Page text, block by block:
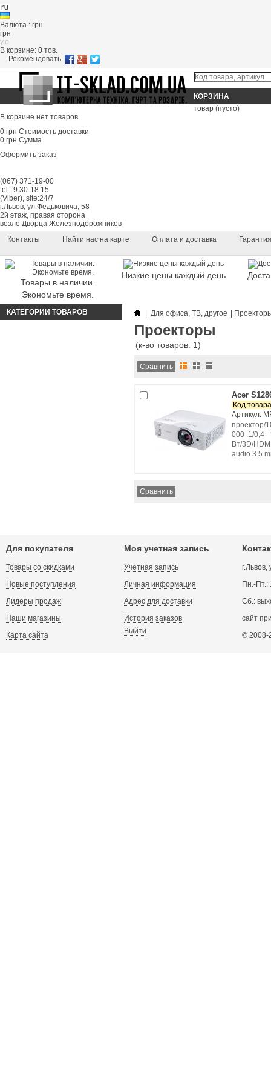
Валюта : грн
грн
y.o.
В корзине: 0 тов.
Рекомендовать
КОРЗИНА
товар (пусто)
В корзине нет товаров
0 грн Стоимость доставки
0 грн Сумма
Оформить заказ
(067) 371-19-00
tel.: 9.30-18.15
(Viber), site:24/7
г.Львов, ул.Федьковича, 58
2й этаж, правая сторона
возле Дворца Железнодорожников
Контакты
Найти нас на карте Оплата и доставка Гарантия
Товары в наличии.
Экономьте время.
Низкие цены каждый день
КАТЕГОРИИ ТОВАРОВ Для офиса, ТВ, другое
Проекторы
(к-во товаров: 1)
Acer
Код
Артикул:
проектор/
000 :1/0,4
Вт/3D/
audio 3.5
Для покупателя
Товары со скидками
Новые поступления
Лидеры продаж
Наши магазины
Карта сайта
Моя учетная запись
Учетная запись
Личная информация
Адрес для доставки
История заказов
Выйти
Пн.-Пт.:
Сб.:
сайт
© 2008-